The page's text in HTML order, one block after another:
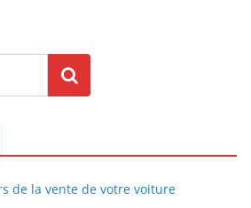
Search
de la vente de votre voiture